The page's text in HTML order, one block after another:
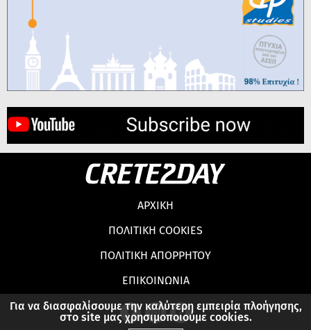
Για να διασφαλίσουμε την καλύτερη εμπειρία πλοήγησης,
στο site μας χρησιμοποιούμε cookies.
ΑΡΧΙΚΗ
ΠΟΛΙΤΙΚΗ COOKIES
ΠΟΛΙΤΙΚΗ ΑΠΟΡΡΗΤΟΥ
ΕΠΙΚΟΙΝΩΝΙΑ